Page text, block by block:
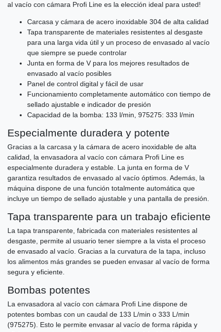
al vacío con cámara Profi Line es la elección ideal para usted!
Carcasa y cámara de acero inoxidable 304 de alta calidad
Tapa transparente de materiales resistentes al desgaste
para una larga vida útil y un proceso de envasado al vacío
que siempre se puede controlar
Junta en forma de V para los mejores resultados de
envasado al vacío posibles
Panel de control digital y fácil de usar
Funcionamiento completamente automático con tiempo de
sellado ajustable e indicador de presión
Capacidad de la bomba: 133 l/min, 975275: 333 l/min
Especialmente duradera y potente
Gracias a la carcasa y la cámara de acero inoxidable de alta
calidad, la envasadora al vacío con cámara Profi Line es
especialmente duradera y estable. La junta en forma de V
garantiza resultados de envasado al vacío óptimos. Además, la
máquina dispone de una función totalmente automática que
incluye un tiempo de sellado ajustable y una pantalla de presión.
Tapa transparente para un trabajo eficiente
La tapa transparente, fabricada con materiales resistentes al
desgaste, permite al usuario tener siempre a la vista el proceso
de envasado al vacío. Gracias a la curvatura de la tapa, incluso
los alimentos más grandes se pueden envasar al vacío de forma
segura y eficiente.
Bombas potentes
La envasadora al vacío con cámara Profi Line dispone de
potentes bombas con un caudal de 133 L/min o 333 L/min
(975275). Esto le permite envasar al vacío de forma rápida y